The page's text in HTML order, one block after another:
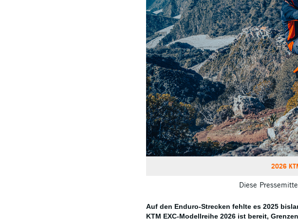
2026
Diese
Auf den Enduro-Strecken fehlte es 2025
KTM EXC-Modellreihe 2026 ist bereit,